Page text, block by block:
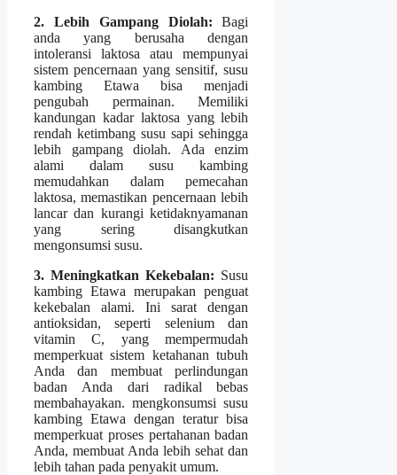
2. Lebih Gampang Diolah: Bagi
anda yang berusaha dengan
intoleransi laktosa atau mempunyai
sistem pencernaan yang sensitif, susu
kambing Etawa bisa menjadi
pengubah permainan. Memiliki
kandungan kadar laktosa yang lebih
rendah ketimbang susu sapi sehingga
lebih gampang diolah. Ada enzim
alami dalam susu kambing
memudahkan dalam pemecahan
laktosa, memastikan pencernaan lebih
lancar dan kurangi ketidaknyamanan
yang sering disangkutkan
mengonsumsi susu.
3. Meningkatkan Kekebalan: Susu
kambing Etawa merupakan penguat
kekebalan alami. Ini sarat dengan
antioksidan, seperti selenium dan
vitamin C, yang mempermudah
memperkuat sistem ketahanan tubuh
Anda dan membuat perlindungan
badan Anda dari radikal bebas
membahayakan. mengkonsumsi susu
kambing Etawa dengan teratur bisa
memperkuat proses pertahanan badan
Anda, membuat Anda lebih sehat dan
lebih tahan pada penyakit umum.